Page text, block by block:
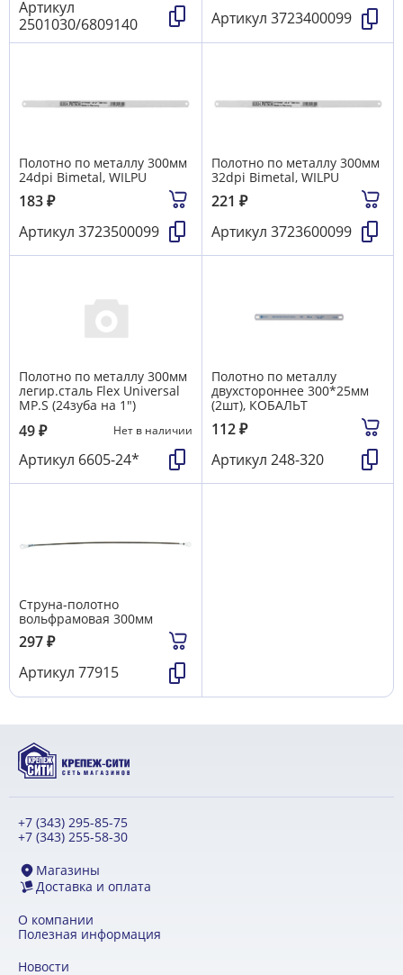
Артикул
2501030/6809140
Артикул 3723400099
Полотно по металлу 300мм
24dpi Bimetal, WILPU
183₽
Артикул 3723500099
Полотно по металлу 300мм
32dpi Bimetal, WILPU
221 ₽
Артикул 3723600099
Полотно по металлу 300мм
легир.сталь Flex Universal
MP.S (24зуба на 1")
49₽ Нет в наличии
Артикул 6605-24*
Полотно по металлу
двухстороннее 300*25мм
(2шт), КОБАЛЬТ
112₽
Артикул 248-320
Струна-полотно
вольфрамовая 300мм
297₽
Артикул 77915
+7 (343) 295-85-75
+7 (343) 255-58-30
Магазины
Доставка и оплата
О компании
Полезная информация
Новости